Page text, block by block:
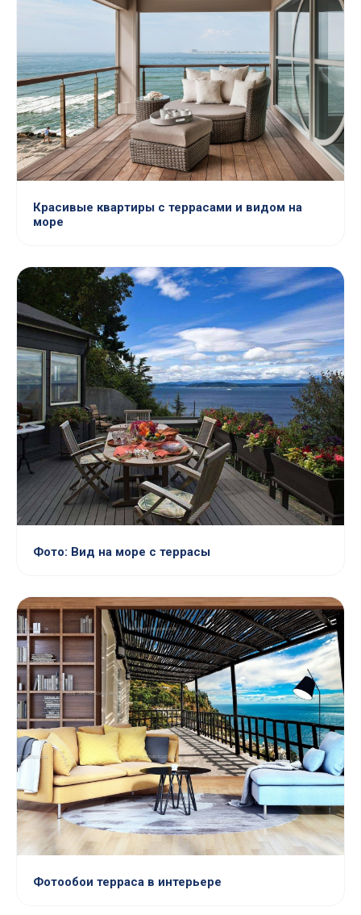
Красивые квартиры с террасами и видом на
море
Фото: Вид на море с террасы
Фотообои терраса в интерьере